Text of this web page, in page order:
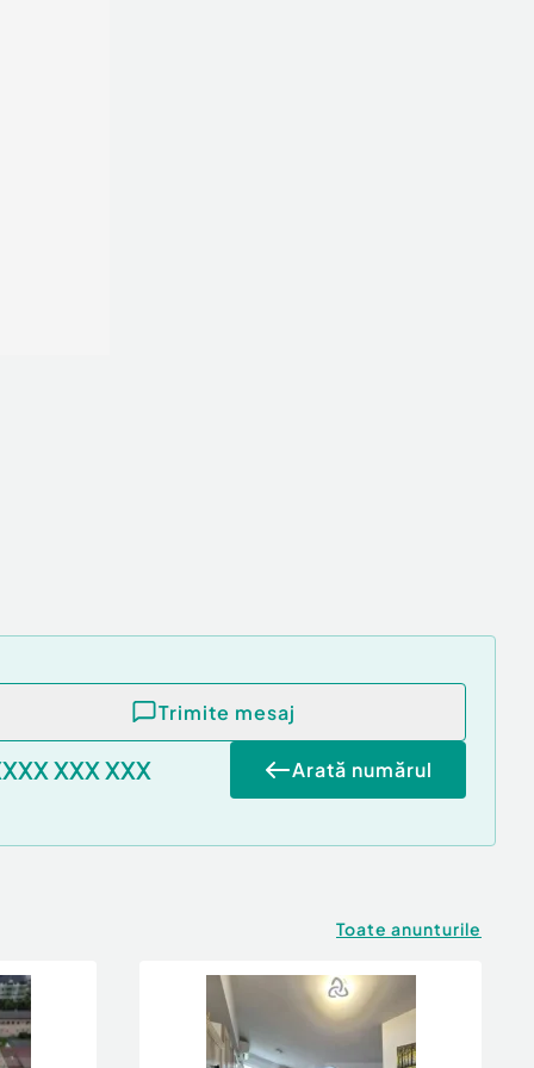
Trimite mesaj
XXX XXX Arată numărul
Toate anunturile